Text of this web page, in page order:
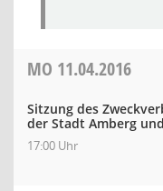
MO 11.04.2016
Sitzung des
der Stadt Amberg
17:00 Uhr